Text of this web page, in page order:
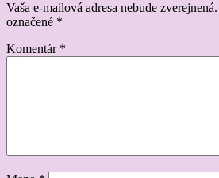
Vaša e-mailová adresa nebude zverejnená.
označené *
Komentár *